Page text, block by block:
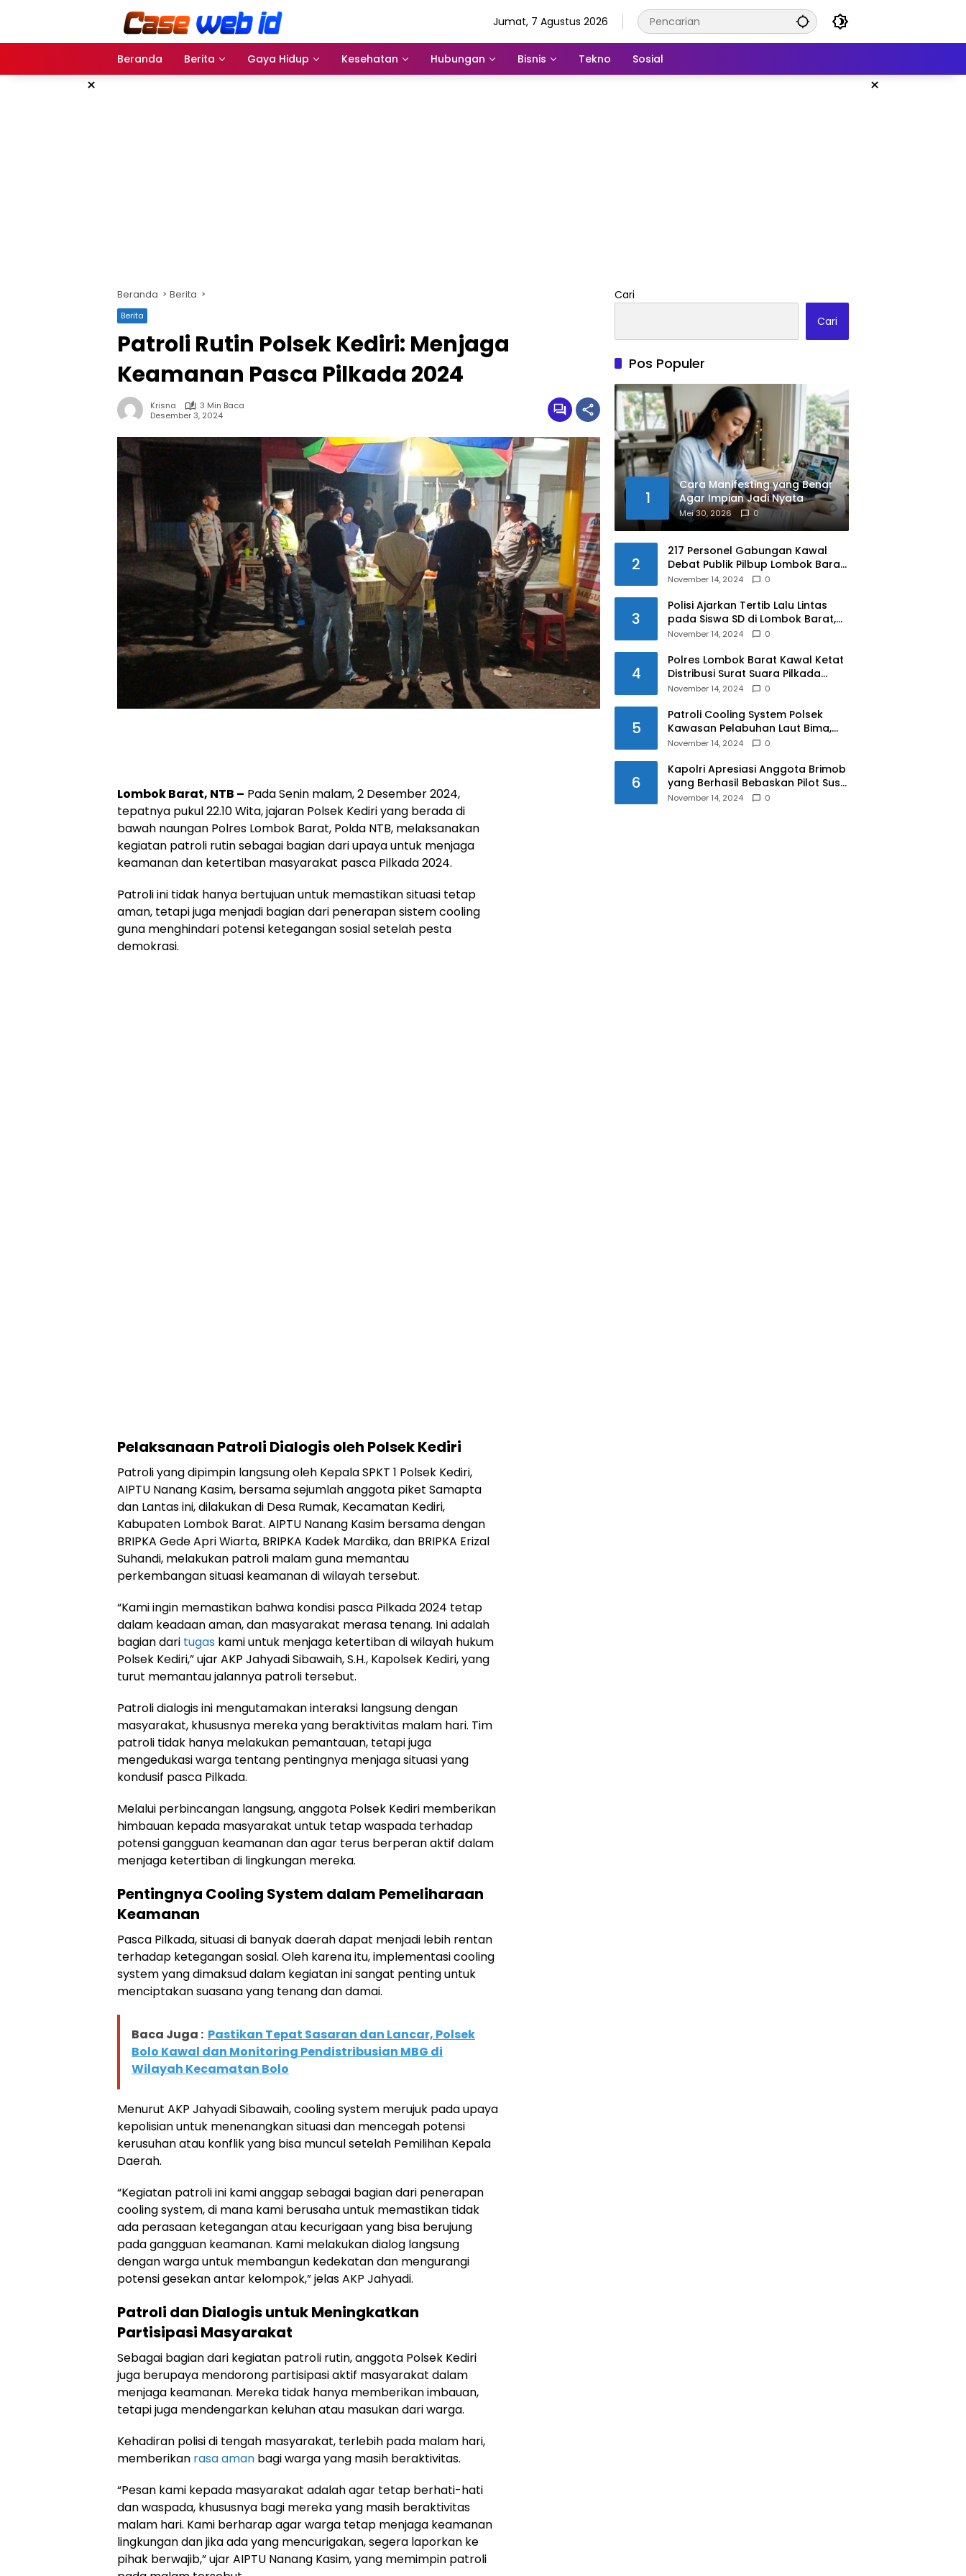
Jumat, 7 Agustus 2026
Beranda Berita Gaya Hidup Kesehatan Hubungan Bisnis Tekno Sosial
× ×
Beranda Berita
Berita
Patroli Rutin Polsek Kediri: Menjaga
Keamanan Pasca Pilkada 2024
Krisna
3 Min Baca
Desember 3, 2024
Lombok Barat, NTB – Pada Senin malam, 2 Desember 2024,
tepatnya pukul 22.10 Wita, jajaran Polsek Kediri yang berada di
bawah naungan Polres Lombok Barat, Polda NTB, melaksanakan
kegiatan patroli rutin sebagai bagian dari upaya untuk menjaga
keamanan dan ketertiban masyarakat pasca Pilkada 2024.
Patroli ini tidak hanya bertujuan untuk memastikan situasi tetap
aman, tetapi juga menjadi bagian dari penerapan sistem cooling
guna menghindari potensi ketegangan sosial setelah pesta
demokrasi.
Pelaksanaan Patroli Dialogis oleh Polsek Kediri
Patroli yang dipimpin langsung oleh Kepala SPKT 1 Polsek Kediri,
AIPTU Nanang Kasim, bersama sejumlah anggota piket Samapta
dan Lantas ini, dilakukan di Desa Rumak, Kecamatan Kediri,
Kabupaten Lombok Barat. AIPTU Nanang Kasim bersama dengan
BRIPKA Gede Apri Wiarta, BRIPKA Kadek Mardika, dan BRIPKA Erizal
Suhandi, melakukan patroli malam guna memantau
perkembangan situasi keamanan di wilayah tersebut.
“Kami ingin memastikan bahwa kondisi pasca Pilkada 2024 tetap
dalam keadaan aman, dan masyarakat merasa tenang. Ini adalah
bagian dari tugas kami untuk menjaga ketertiban di wilayah hukum
Polsek Kediri,” ujar AKP Jahyadi Sibawaih, S.H., Kapolsek Kediri, yang
turut memantau jalannya patroli tersebut.
Patroli dialogis ini mengutamakan interaksi langsung dengan
masyarakat, khususnya mereka yang beraktivitas malam hari. Tim
patroli tidak hanya melakukan pemantauan, tetapi juga
mengedukasi warga tentang pentingnya menjaga situasi yang
kondusif pasca Pilkada.
Melalui perbincangan langsung, anggota Polsek Kediri memberikan
himbauan kepada masyarakat untuk tetap waspada terhadap
potensi gangguan keamanan dan agar terus berperan aktif dalam
menjaga ketertiban di lingkungan mereka.
Pentingnya Cooling System dalam Pemeliharaan
Keamanan
Pasca Pilkada, situasi di banyak daerah dapat menjadi lebih rentan
terhadap ketegangan sosial. Oleh karena itu, implementasi cooling
system yang dimaksud dalam kegiatan ini sangat penting untuk
menciptakan suasana yang tenang dan damai.
Baca Juga : Pastikan Tepat Sasaran dan Lancar, Polsek
Bolo Kawal dan Monitoring Pendistribusian MBG di
Wilayah Kecamatan Bolo
Menurut AKP Jahyadi Sibawaih, cooling system merujuk pada upaya
kepolisian untuk menenangkan situasi dan mencegah potensi
kerusuhan atau konflik yang bisa muncul setelah Pemilihan Kepala
Daerah.
“Kegiatan patroli ini kami anggap sebagai bagian dari penerapan
cooling system, di mana kami berusaha untuk memastikan tidak
ada perasaan ketegangan atau kecurigaan yang bisa berujung
pada gangguan keamanan. Kami melakukan dialog langsung
dengan warga untuk membangun kedekatan dan mengurangi
potensi gesekan antar kelompok,” jelas AKP Jahyadi.
Patroli dan Dialogis untuk Meningkatkan
Partisipasi Masyarakat
Sebagai bagian dari kegiatan patroli rutin, anggota Polsek Kediri
juga berupaya mendorong partisipasi aktif masyarakat dalam
menjaga keamanan. Mereka tidak hanya memberikan imbauan,
tetapi juga mendengarkan keluhan atau masukan dari warga.
Kehadiran polisi di tengah masyarakat, terlebih pada malam hari,
memberikan rasa aman bagi warga yang masih beraktivitas.
“Pesan kami kepada masyarakat adalah agar tetap berhati-hati
dan waspada, khususnya bagi mereka yang masih beraktivitas
malam hari. Kami berharap agar warga tetap menjaga keamanan
lingkungan dan jika ada yang mencurigakan, segera laporkan ke
pihak berwajib,” ujar AIPTU Nanang Kasim, yang memimpin patroli
Cari
Cari
Pos Populer
1
Cara Manifesting yang Benar
Agar Impian Jadi Nyata
Mei 30, 2026 0
2
217 Personel Gabungan Kawal
Debat Publik Pilbup Lombok Barat
2024
November 14, 2024 0
3
Polisi Ajarkan Tertib Lalu Lintas
pada Siswa SD di Lombok Barat,
Apa Saja Materinya?
November 14, 2024 0
4
Polres Lombok Barat Kawal Ketat
Distribusi Surat Suara Pilkada
2024
November 14, 2024 0
5
Patroli Cooling System Polsek
Kawasan Pelabuhan Laut Bima,
Ciptakan Pilkada Serentak 2024
November 14, 2024 0
6
Kapolri Apresiasi Anggota Brimob
yang Berhasil Bebaskan Pilot Susi
Air Korban Penyanderaan KKB
November 14, 2024 0